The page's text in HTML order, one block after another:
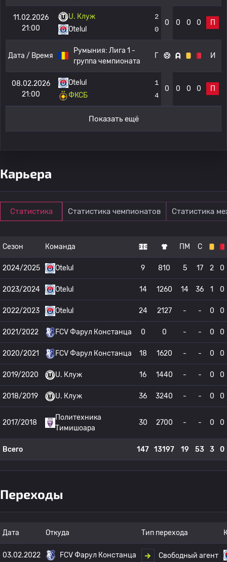
11.02.2026
21:00
U. Клуж
Otelul
2
0
0 0 0 0 П
Дата / Время
Румыния: Лига 1 -
группа чемпионата
Г И
08.02.2026
21:00
Otelul
ФКСБ
1
4
0 0 0 0 П
Показать ещё
Карьера
Статистика Статистика чемпионатов Статистика
Сезон Команда ПМ С
2024/2025 Otelul 9 810 5 17 2 0
2023/2024 Otelul 14 1260 14 36 1 0
2022/2023 Otelul 24 2127 - - 0 0
2021/2022 FCV Фарул Констанца 0 0 - - 0 0
2020/2021 FCV Фарул Констанца 18 1620 - - 0 0
2019/2020 U. Клуж 16 1440 - - 0 0
2018/2019 U. Клуж 36 3240 - - 0 0
2017/2018
Политехника
Тимишоара
30 2700 - - 0 0
Всего 147 13197 19 53 3 0
Переходы
Дата Откуда Тип перехода
03.02.2022 FCV Фарул Констанца Свободный агент